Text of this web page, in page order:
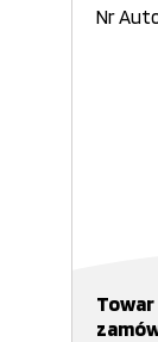
Nr
Towar